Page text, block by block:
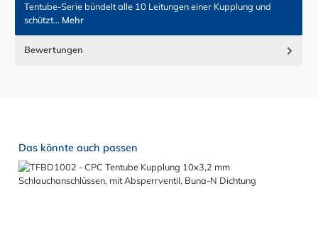
Tentube-Serie bündelt alle 10 Leitungen einer Kupplung und
schützt… Mehr
Bewertungen
Produktgalerie überspringen
Das könnte auch passen